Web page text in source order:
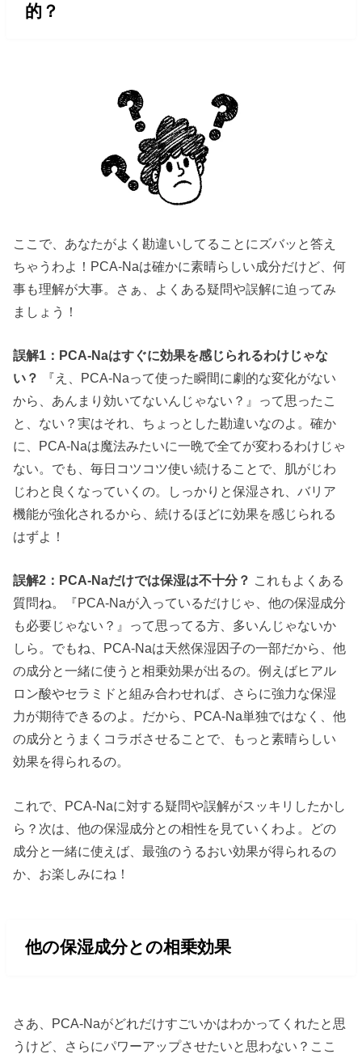
的？
ここで、あなたがよく勘違いしてることにズバッと答え
ちゃうわよ！PCA-Naは確かに素晴らしい成分だけど、何
事も理解が大事。さぁ、よくある疑問や誤解に迫ってみ
ましょう！
誤解1：PCA-Naはすぐに効果を感じられるわけじゃな
い？
『え、PCA-Naって使った瞬間に劇的な変化がない
から、あんまり効いてないんじゃない？』って思ったこ
と、ない？実はそれ、ちょっとした勘違いなのよ。確か
に、PCA-Naは魔法みたいに一晩で全てが変わるわけじゃ
ない。でも、毎日コツコツ使い続けることで、肌がじわ
じわと良くなっていくの。しっかりと保湿され、バリア
機能が強化されるから、続けるほどに効果を感じられる
はずよ！
誤解2：PCA-Naだけでは保湿は不十分？ これもよくある
質問ね。『PCA-Naが入っているだけじゃ、他の保湿成分
も必要じゃない？』って思ってる方、多いんじゃないか
しら。でもね、PCA-Naは天然保湿因子の一部だから、他
の成分と一緒に使うと相乗効果が出るの。例えばヒアル
ロン酸やセラミドと組み合わせれば、さらに強力な保湿
力が期待できるのよ。だから、PCA-Na単独ではなく、他
の成分とうまくコラボさせることで、もっと素晴らしい
効果を得られるの。
これで、PCA-Naに対する疑問や誤解がスッキリしたかし
ら？次は、他の保湿成分との相性を見ていくわよ。どの
成分と一緒に使えば、最強のうるおい効果が得られるの
か、お楽しみにね！
他の保湿成分との相乗効果
さあ、PCA-Naがどれだけすごいかはわかってくれたと思
うけど、さらにパワーアップさせたいと思わない？ここ